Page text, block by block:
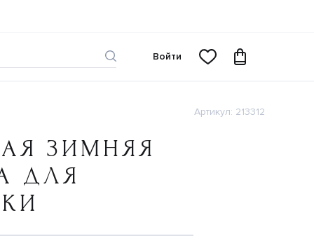
Войти
Артикул: 213312
ЗИМНЯЯ
ДЛЯ